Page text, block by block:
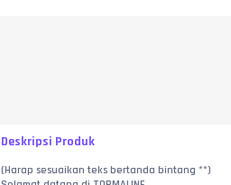
Deskripsi Produk
(Harap sesuaikan teks bertanda bintang **)